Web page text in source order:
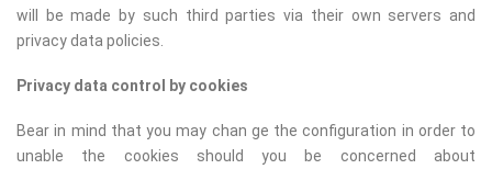
will be made by such third parties via their own servers and
privacy data policies.
Privacy data control by cookies
Bear in mind that you may chan ge the configuration in order to
unable the cookies should you be concerned about